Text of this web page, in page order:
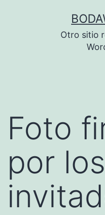
Otro sitio
Foto
por los